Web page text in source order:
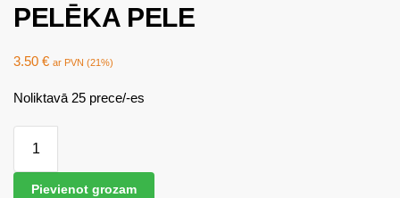
PELĒKA PELE
3.50 € ar PVN (21%)
Noliktavā 25 prece/-es
Pievienot grozam